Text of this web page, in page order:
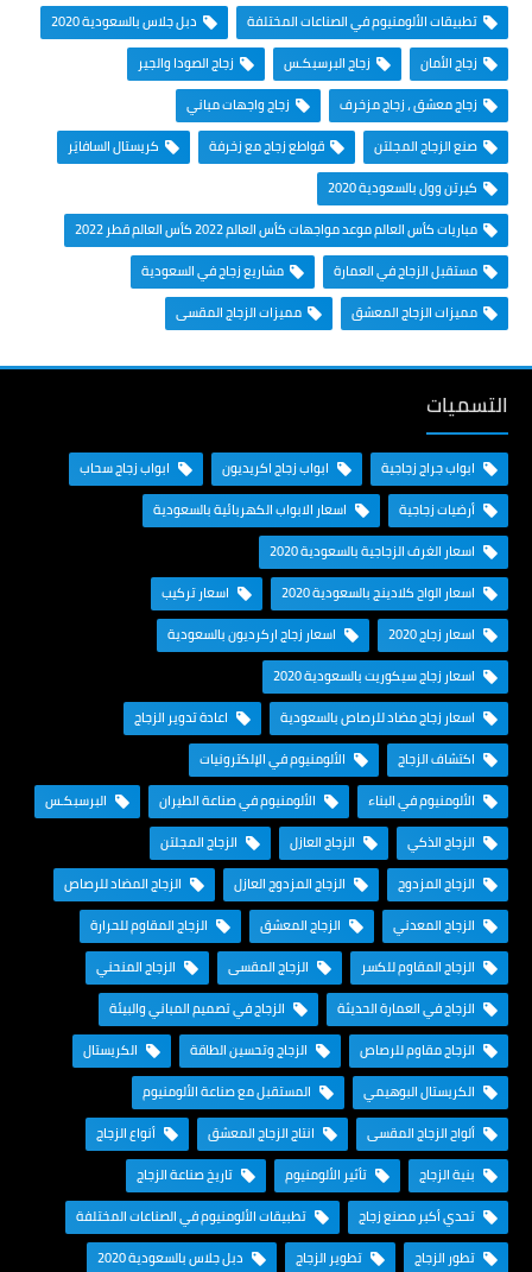
تطبيقات الألومنيوم في الصناعات المختلفة
دبل جلاس بالسعودية 2020
زجاج الأمان
زجاج البرسبكـس
زجاج الصودا والجير
زجاج معشق ، زجاج مزخرف
زجاج واجهات مباني
صنع الزجاج المجلتن
قواطع زجاج مع زخرفة
كريستال السافايَر
كيرتن وول بالسعودية 2020
مباريات كأس العالم موعد مواجهات كأس العالم 2022 كأس العالم قطر 2022
مستقبل الزجاج في العمارة
مشاريع زجاج في السعودية
مميزات الزجاج المعشق
مميزات الزجاج المقسى
التسميات
ابواب جراج زجاجية ابواب زجاج اكريديون
ابواب زجاج سحاب
أرضيات زجاجية
اسعار الابواب الكهربائية بالسعودية
اسعار الغرف الزجاجية بالسعودية 2020
اسعار الواح كلادينج بالسعودية 2020
اسعار تركيب
اسعار زجاج 2020
اسعار زجاج اركرديون بالسعودية
اسعار زجاج سيكوريت بالسعودية 2020
اسعار زجاج مضاد للرصاص بالسعودية
اعادة تدوير الزجاج
اكتشاف الزجاج
الألومنيوم في الإلكترونيات
الألومنيوم في البناء
الألومنيوم في صناعة الطيران
البرسبكـس
الزجاج الذكي
الزجاج العازل
الزجاج المجلتن
الزجاج المزدوج
الزجاج المزدوج العازل
الزجاج المضاد للرصاص
الزجاج المعدني
الزجاج المعشق
الزجاج المقاوم للحرارة
الزجاج المقاوم للكسر
الزجاج المقسى
الزجاج المنحني
الزجاج في العمارة الحديثة
الزجاج في تصميم المباني والبيئة
الزجاج مقاوم للرصاص
الزجاج وتحسين الطاقة
الكريستال
الكريستال البوهيمي
المستقبل مع صناعة الألومنيوم
ألواح الزجاج المقسى
انتاج الزجاج المعشق
أنواع الزجاج
بنية الزجاج
تأثير الألومنيوم
تاريخ صناعة الزجاج
تحدي أكبر مصنع زجاج
تطبيقات الألومنيوم في الصناعات المختلفة
تطور الزجاج
تطوير الزجاج
دبل جلاس بالسعودية 2020